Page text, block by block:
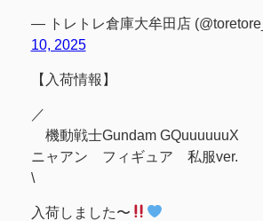
— トレトレ倉庫大牟田店
10, 2025
【入荷情報】
／
機動戦士Gundam GQuuuuuuX
ニャアン フィギュア 私服ver.
\
入荷しました〜